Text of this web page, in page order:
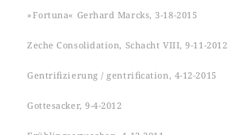
»Fortuna« Gerhard Marcks, 3-18-2015
Zeche Consolidation, Schacht VIII, 9-11-2012
Gentrifizierung / gentrification, 4-12-2015
Gottesacker, 9-4-2012